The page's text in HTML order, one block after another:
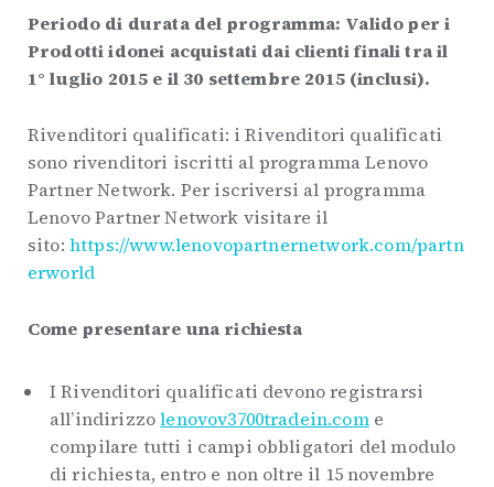
Periodo di durata del programma: Valido per i
Prodotti idonei acquistati dai clienti finali tra il
1° luglio 2015 e il 30 settembre 2015 (inclusi).
Rivenditori qualificati: i Rivenditori qualificati
sono rivenditori iscritti al programma Lenovo
Partner Network. Per iscriversi al programma
Lenovo Partner Network visitare il
sito: https://www.lenovopartnernetwork.com/partn
erworld
Come presentare una richiesta
I Rivenditori qualificati devono registrarsi
all’indirizzolenovov3700tradein.com e
compilare tutti i campi obbligatori del modulo
di richiesta, entro e non oltre il 15 novembre